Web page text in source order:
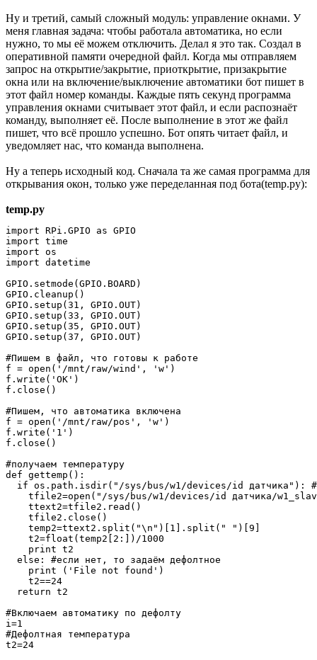
Ну и третий, самый сложный модуль: управление окнами. У
меня главная задача: чтобы работала автоматика, но если
нужно, то мы её можем отключить. Делал я это так. Создал в
оперативной памяти очередной файл. Когда мы отправляем
запрос на открытие/закрытие, приоткрытие, призакрытие
окна или на включение/выключение автоматики бот пишет в
этот файл номер команды. Каждые пять секунд программа
управления окнами считывает этот файл, и если распознаёт
команду, выполняет её. После выполнение в этот же файл
пишет, что всё прошло успешно. Бот опять читает файл, и
уведомляет нас, что команда выполнена.
Ну а теперь исходный код. Сначала та же самая программа для
открывания окон, только уже переделанная под бота(temp.py):
temp.py
import RPi.GPIO as GPIO
import time
import os
import datetime
GPIO.setmode(GPIO.BOARD)
GPIO.cleanup()
GPIO.setup(31, GPIO.OUT)
GPIO.setup(33, GPIO.OUT)
GPIO.setup(35, GPIO.OUT)
GPIO.setup(37, GPIO.OUT)
#Пишем в файл, что готовы к работе
f = open('/mnt/raw/wind', 'w')
f.write('OK')
f.close()
#Пишем, что автоматика включена
f = open('/mnt/raw/pos', 'w')
f.write('1')
f.close()
#получаем температуру
def gettemp():
if os.path.isdir("/sys/bus/w1/devices/id датчика"):
tfile2=open("/sys/bus/w1/devices/id датчика/
    ttext2=tfile2.read()
    tfile2.close()
    temp2=ttext2.split("\n")[1].split(" ")[9]
    t2=float(temp2[2:])/1000
    print t2
  else: #если нет, то задаём дефолтное
    print ('File not found')
    t2==24
  return t2
#Включаем автоматику по дефолту
i=1
#Дефолтная температура
t2=24